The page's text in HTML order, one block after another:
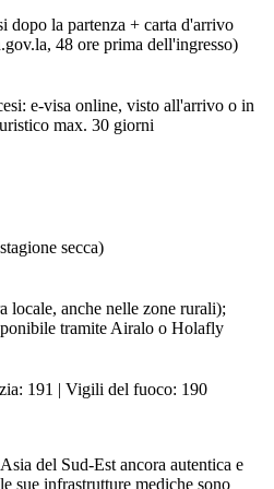
dopo la partenza + carta d'arrivo
48 ore prima dell'ingresso)
e-visa online, visto all'arrivo o in
max. 30 giorni
secca)
locale, anche nelle zone rurali);
tramite Airalo o Holafly
191 | Vigili del fuoco: 190
del Sud-Est ancora autentica e
sue infrastrutture mediche sono